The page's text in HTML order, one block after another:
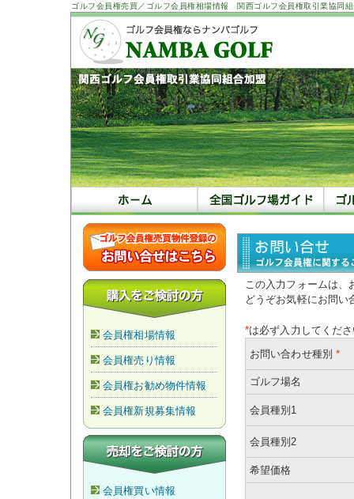
ゴルフ会員権売買／ゴルフ会員権相場情報 関西ゴルフ会員権取引業協同
会員権相場情報
会員権売り情報
会員権お勧め物件情報
会員権新規募集情報
会員権買い情報
この入力フォームは、
どうぞお気軽にお問い
*は必ず入力してくだ
お問い合わせ種別 *
ゴルフ場名
会員種別1
会員種別2
希望価格